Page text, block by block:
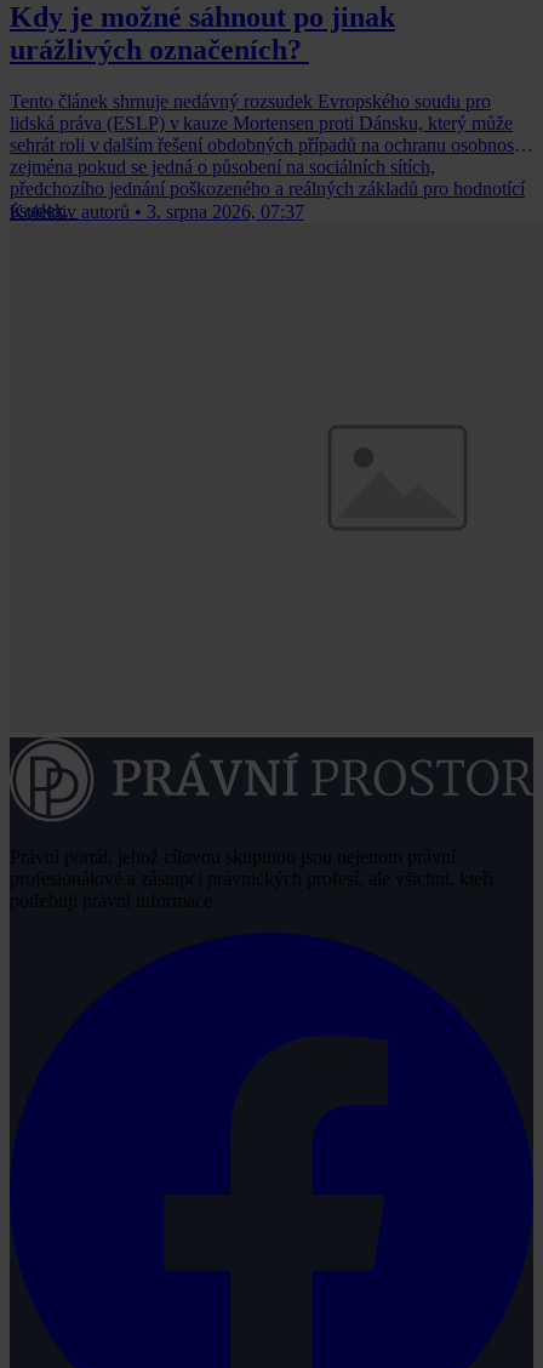
Kdy je možné sáhnout po jinak
urážlivých označeních?
Tento článek shrnuje nedávný rozsudek Evropského soudu pro
lidská práva (ESLP) v kauze Mortensen proti Dánsku, který může
sehrát roli v dalším řešení obdobných případů na ochranu osobnosti,
zejména pokud se jedná o působení na sociálních sítích,
předchozího jednání poškozeného a reálných základů pro hodnotící
úsudek.
Kolektiv autorů • 3. srpna 2026, 07:37